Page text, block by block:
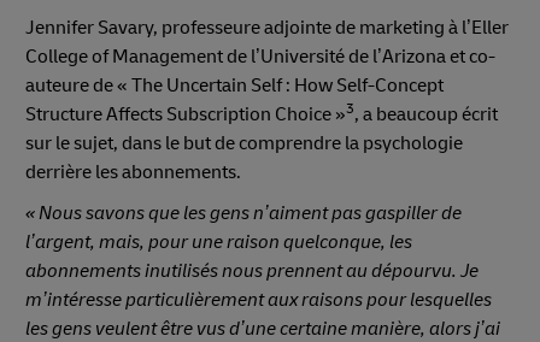
Jennifer Savary, professeure adjointe de marketing à l’Eller
College of Management de l’Université de l’Arizona et co-
auteure de « The Uncertain Self : How Self-Concept
Structure Affects Subscription Choice »3, a beaucoup écrit
sur le sujet, dans le but de comprendre la psychologie
derrière les abonnements.
« Nous savons que les gens n’aiment pas gaspiller de
l’argent, mais, pour une raison quelconque, les
abonnements inutilisés nous prennent au dépourvu. Je
m’intéresse particulièrement aux raisons pour lesquelles
les gens veulent être vus d’une certaine manière, alors j’ai